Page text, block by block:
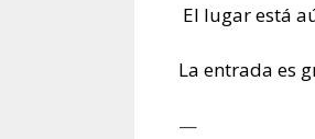
El lugar está
La entrada es
—